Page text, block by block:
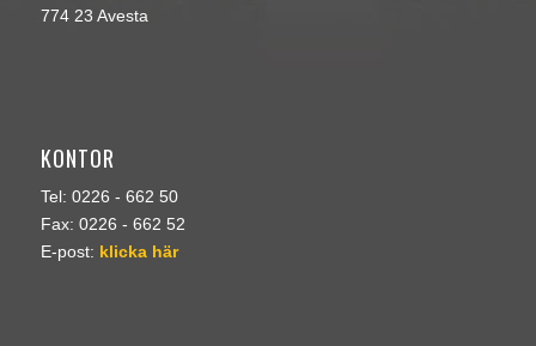
774 23 Avesta
KONTOR
Tel: 0226 - 662 50
Fax: 0226 - 662 52
E-post: klicka här